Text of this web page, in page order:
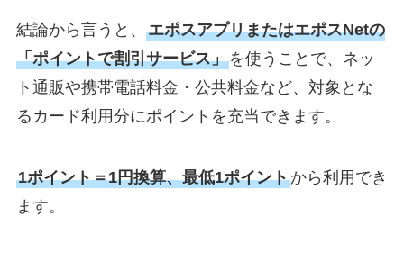
結論から言うと、 エポスアプリまたはエポスNetの
「ポイントで割引サービス」を使うことで、ネッ
ト通販や携帯電話料金・公共料金など、対象とな
るカード利用分にポイントを充当できます。
1ポイント＝1円換算、最低1ポイントから利用でき
ます。